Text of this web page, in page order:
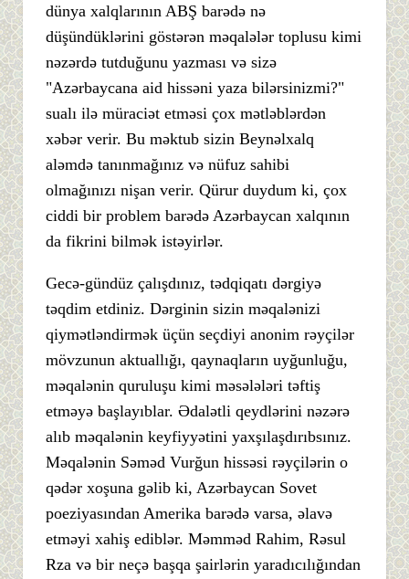
dünya xalqlarının ABŞ barədə nə
düşündüklərini göstərən məqalələr toplusu kimi
nəzərdə tutduğunu yazması və sizə
"Azərbaycana aid hissəni yaza bilərsinizmi?"
sualı ilə müraciət etməsi çox mətləblərdən
xəbər verir. Bu məktub sizin Beynəlxalq
aləmdə tanınmağınız və nüfuz sahibi
olmağınızı nişan verir. Qürur duydum ki, çox
ciddi bir problem barədə Azərbaycan xalqının
da fikrini bilmək istəyirlər.
Gecə-gündüz çalışdınız, tədqiqatı dərgiyə
təqdim etdiniz. Dərginin sizin məqalənizi
qiymətləndirmək üçün seçdiyi anonim rəyçilər
mövzunun aktuallığı, qaynaqların uyğunluğu,
məqalənin quruluşu kimi məsələləri təftiş
etməyə başlayıblar. Ədalətli qeydlərini nəzərə
alıb məqalənin keyfiyyətini yaxşılaşdırıbsınız.
Məqalənin Səməd Vurğun hissəsi rəyçilərin o
qədər xoşuna gəlib ki, Azərbaycan Sovet
poeziyasından Amerika barədə varsa, əlavə
etməyi xahiş ediblər. Məmməd Rahim, Rəsul
Rza və bir neçə başqa şairlərin yaradıcılığından